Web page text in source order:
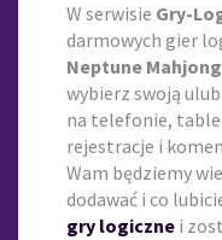
W serwisie Gry-
darmowych gier
Neptune Mahjong
wybierz swoją
na telefonie,
rejestracje i
Wam będziemy
dodawać i co
gry logiczne i